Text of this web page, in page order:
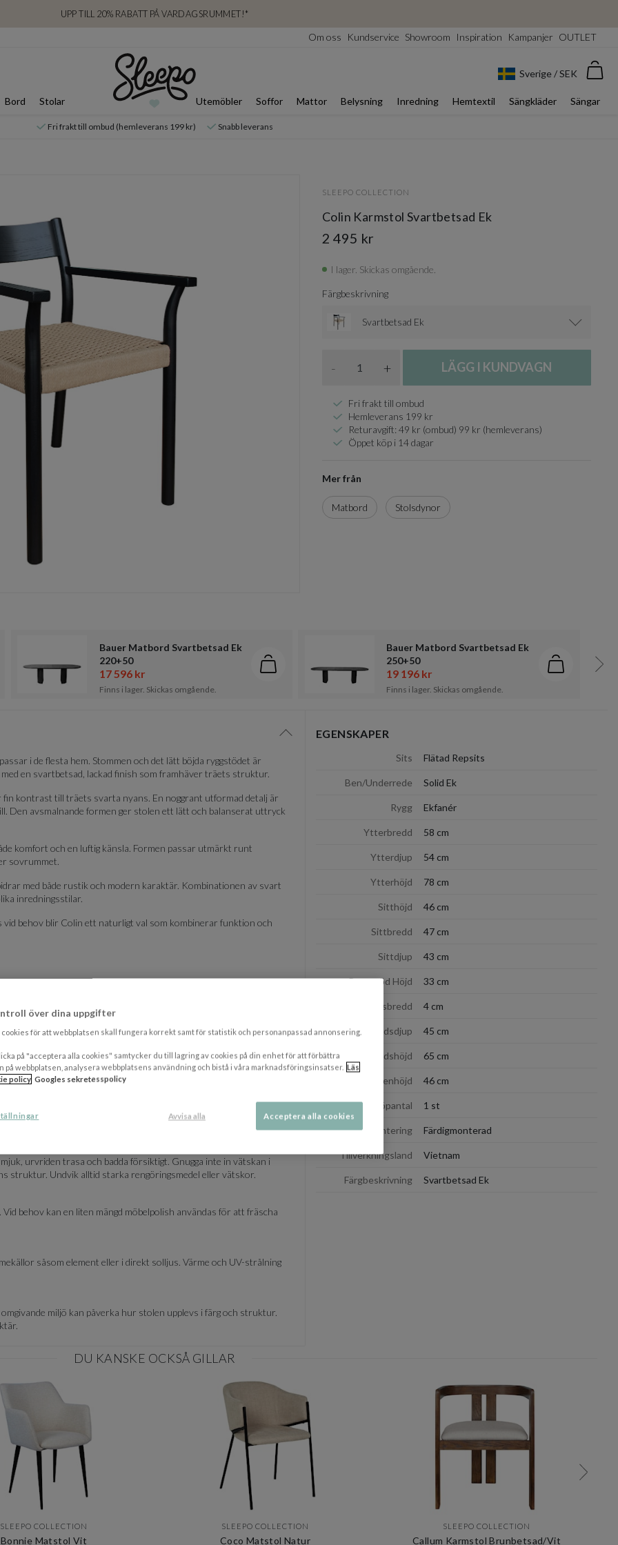
UPP TILL 20% RABATT PÅ VARDAGSRUMMET!*
Om oss Kundservice Showroom Inspiration Kampanjer OUTLET
Sverige / SEK
Bord Stolar Utemöbler Soffor Mattor Belysning Inredning Hemtextil Sängkläder Sängar
Fri frakt till ombud (hemleverans 199 kr) Snabb leverans
SLEEPO COLLECTION
Colin Karmstol Svartbetsad Ek
2 495 kr
I lager. Skickas omgående.
Färgbeskrivning
Svartbetsad Ek
- + LÄGG I KUNDVAGN
Fri frakt till ombud
Hemleverans 199 kr
Returavgift: 49 kr (ombud) 99 kr (hemleverans)
Öppet köp i 14 dagar
Mer från
Matbord Stolsdynor
i kundvagn
Bauer Matbord Svartbetsad Ek
220+50
17 596 kr
Finns i lager. Skickas omgående.
Lägg i kundvagn
Bauer Matbord Svartbetsad Ek
250+50
19 196 kr
Finns i lager. Skickas omgående.
Lägg i
Visa/dölj
i de flesta hem. Stommen och det lätt böjda ryggstödet är
en svartbetsad, lackad finish som framhäver träets struktur.
kontrast till träets svarta nyans. En noggrant utformad detalj är
Den avsmalnande formen ger stolen ett lätt och balanserat uttryck
komfort och en luftig känsla. Formen passar utmärkt runt
sovrummet.
med både rustik och modern karaktär. Kombinationen av svart
inredningsstilar.
behov blir Colin ett naturligt val som kombinerar funktion och
används en mjuk och lätt fuktad trasa. Vid behov kan en mild
rengöring med vatten och tvål kan påverka snörets
urvriden trasa och badda försiktigt. Gnugga inte in vätskan i
struktur. Undvik alltid starka rengöringsmedel eller vätskor.
behov kan en liten mängd möbelpolish användas för att fräscha
såsom element eller i direkt solljus. Värme och UV-strålning
miljö kan påverka hur stolen upplevs i färg och struktur.
EGENSKAPER
Sits Flätad Repsits
Ben/Underrede Solid Ek
Rygg Ekfanér
Ytterbredd 58 cm
Ytterdjup 54 cm
Ytterhöjd 78 cm
Sitthöjd 46 cm
Sittbredd 47 cm
Sittdjup 43 cm
Ryggstöd Höjd 33 cm
Armstödsbredd 4 cm
Armstödsdjup 45 cm
Armstödshöjd 65 cm
Benhöjd 46 cm
Minsta Köpantal 1 st
Montering Färdigmonterad
Tillverkningsland Vietnam
Färgbeskrivning Svartbetsad Ek
DU KANSKE OCKSÅ GILLAR
SLEEPO COLLECTION
Bonnie Matstol Vit
SLEEPO COLLECTION
Coco Matstol Natur
SLEEPO COLLECTION
Callum Karmstol Brunbetsad/Vit
över dina uppgifter
för att webbplatsen skall fungera korrekt samt för statistik och personanpassad annonsering.
på "acceptera alla cookies" samtycker du till lagring av cookies på din enhet för att förbättra
på webbplatsen, analysera webbplatsens användning och bistå i våra marknadsföringsinsatser. Läs
policy Googles sekretesspolicy
Avvisa alla Acceptera alla cookies